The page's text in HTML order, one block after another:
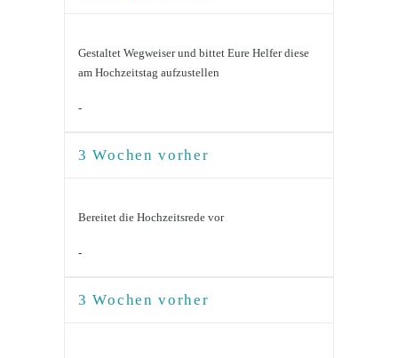
Gestaltet Wegweiser und bittet Eure Helfer diese
am Hochzeitstag aufzustellen
-
3 Wochen vorher
Bereitet die Hochzeitsrede vor
-
3 Wochen vorher